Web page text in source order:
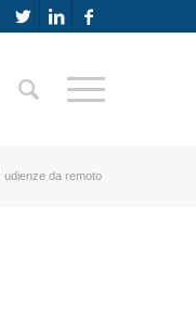
udienze da remoto